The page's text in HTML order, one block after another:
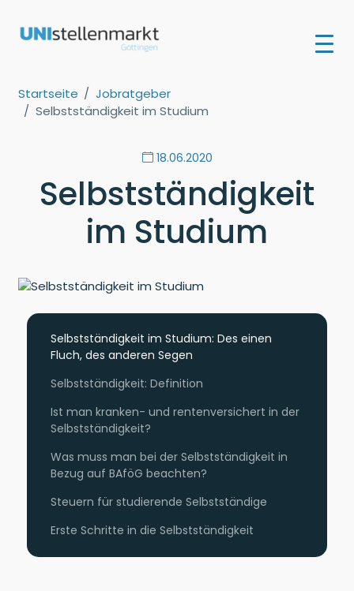
Startseite
Jobratgeber
Selbstständigkeit im Studium
18.06.2020
Selbstständigkeit
im Studium
Selbstständigkeit im Studium: Des einen
Fluch, des anderen Segen
Selbstständigkeit: Definition
Ist man kranken- und rentenversichert in der
Selbstständigkeit?
Was muss man bei der Selbstständigkeit in
Bezug auf BAföG beachten?
Steuern für studierende Selbstständige
Erste Schritte in die Selbstständigkeit